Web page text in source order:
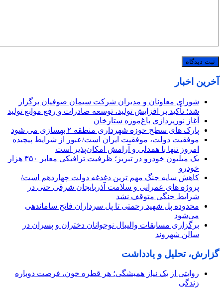
آخرین اخبار
شورای معاونان و مدیران شرکت سیمان صوفیان برگزار
شد؛ تأکید بر افزایش تولید، توسعه صادرات و رفع موانع تولید
آغاز نورپردازی باغ‌موزه ستارخان
پارک های سطح حوزه شهرداری منطقه ۲ بهسازی می شود
موفقیت دولت، موفقیت ایران است/عبور از شرایط پیچیده
امروز تنها با همدلی و آرامش امکان‌پذیر است
یک میلیون خودرو در تبریز؛ ظرفیت ترافیکی معابر ۳۵۰ هزار
خودرو
کاهش سایه جنگ مهم ‌ترین دغدغه دولت چهاردهم است/
پروژه ‌های عمرانی و سلامت آذربایجان شرقی حتی در
شرایط جنگی متوقف نشد
محدوده پل شهید رحمتی تا پل سرداران فاتح ساماندهی
می‌شود
برگزاری مسابقات والیبال نوجوانان دختران و پسران در
سالن شهروند
گزارش، تحلیل و یادداشت
روایتی از یک نیاز همیشگی؛ هر قطره خون، فرصت دوباره
زندگی